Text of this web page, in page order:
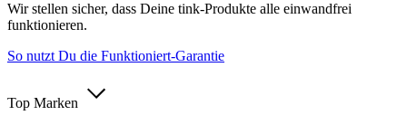
Wir stellen sicher, dass Deine tink-Produkte alle einwandfrei
funktionieren.
So nutzt Du die Funktioniert-Garantie
Top Marken